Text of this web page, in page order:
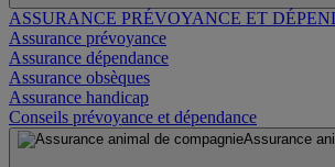
ASSURANCE PRÉVOYANCE ET
Assurance prévoyance
Assurance dépendance
Assurance obsèques
Assurance handicap
Conseils prévoyance et dépendance
Assurance